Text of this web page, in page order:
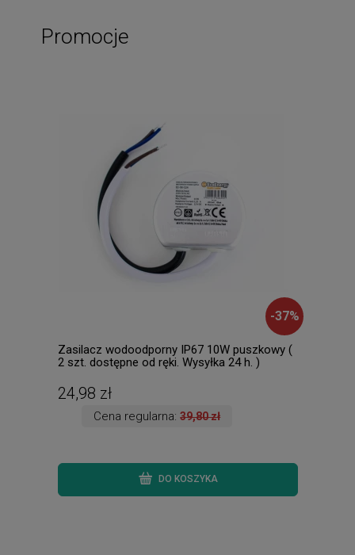
Promocje
-37%
Zasilacz wodoodporny IP67 10W puszkowy (
2 szt. dostępne od ręki. Wysyłka 24 h. )
24,98 zł
Cena regularna:39,80 zł
DO KOSZYKA